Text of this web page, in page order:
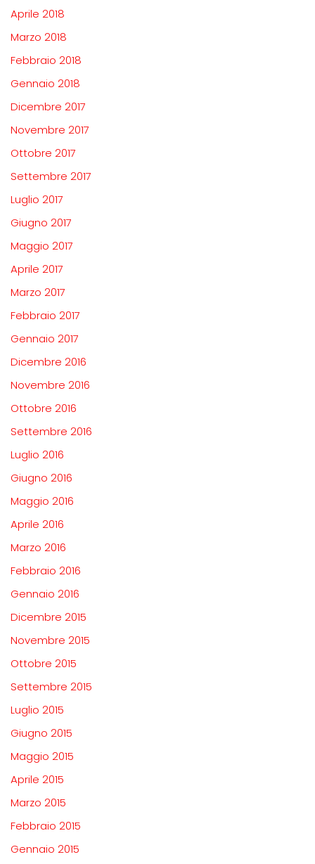
Aprile 2018
Marzo 2018
Febbraio 2018
Gennaio 2018
Dicembre 2017
Novembre 2017
Ottobre 2017
Settembre 2017
Luglio 2017
Giugno 2017
Maggio 2017
Aprile 2017
Marzo 2017
Febbraio 2017
Gennaio 2017
Dicembre 2016
Novembre 2016
Ottobre 2016
Settembre 2016
Luglio 2016
Giugno 2016
Maggio 2016
Aprile 2016
Marzo 2016
Febbraio 2016
Gennaio 2016
Dicembre 2015
Novembre 2015
Ottobre 2015
Settembre 2015
Luglio 2015
Giugno 2015
Maggio 2015
Aprile 2015
Marzo 2015
Febbraio 2015
Gennaio 2015